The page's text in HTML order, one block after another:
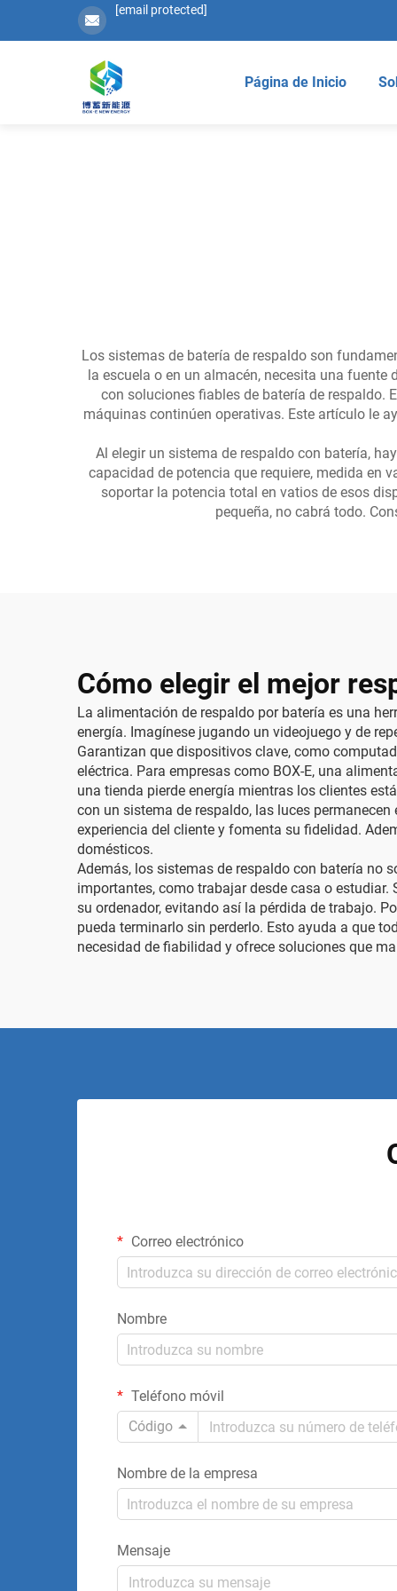
[email protected]
Página de Inicio
Los sistemas de batería de respaldo son
la escuela o en un almacén, necesita una
con soluciones fiables de batería de respaldo.
máquinas continúen operativas. Este artículo le
Al elegir un sistema de respaldo con batería,
capacidad de potencia que requiere, medida en
soportar la potencia total en vatios de esos
pequeña, no cabrá todo.
Cómo elegir el mejor
La alimentación de respaldo por batería es una
energía. Imagínese jugando un videojuego y de
Garantizan que dispositivos clave, como
eléctrica. Para empresas como BOX-E, una
una tienda pierde energía mientras los clientes
con un sistema de respaldo, las luces
experiencia del cliente y fomenta su fidelidad.
domésticos.
Además, los sistemas de respaldo con batería no
importantes, como trabajar desde casa o
su ordenador, evitando así la pérdida de trabajo.
pueda terminarlo sin perderlo. Esto ayuda a que
necesidad de fiabilidad y ofrece soluciones que
Correo electrónico
Nombre
Teléfono móvil
Código
Nombre de la empresa
Mensaje